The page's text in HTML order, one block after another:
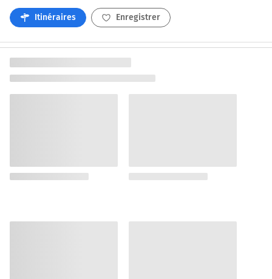
Itinéraires Enregistrer